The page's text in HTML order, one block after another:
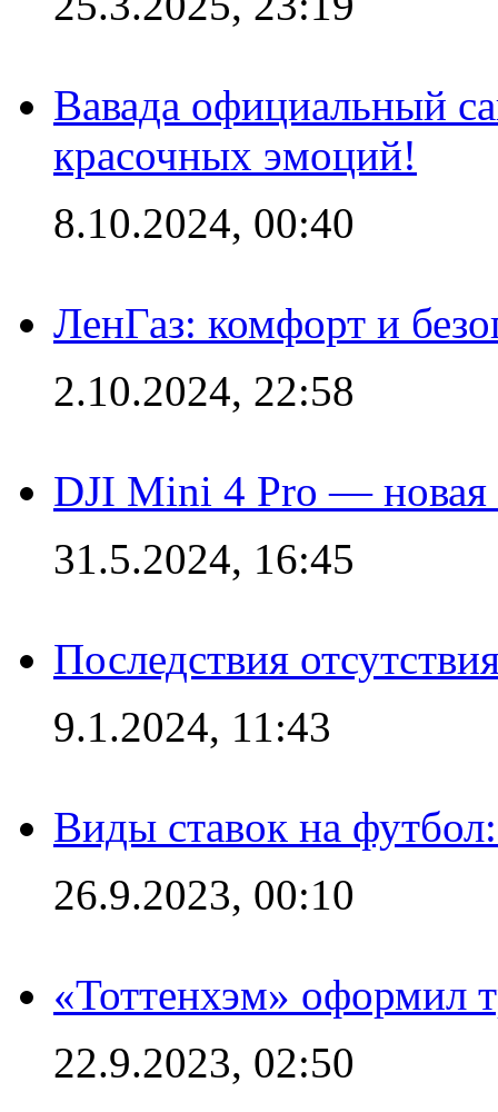
Вавада официальный
красочных эмоций!
8.10.2024, 00:40
ЛенГаз: комфорт и
2.10.2024, 22:58
DJI Mini 4 Pro — новая
31.5.2024, 16:45
Последствия
9.1.2024, 11:43
Виды ставок на
26.9.2023, 00:10
«Тоттенхэм» оформил
22.9.2023, 02:50